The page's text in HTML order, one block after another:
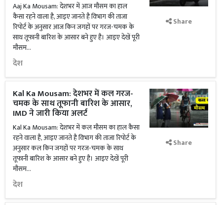
Aaj Ka Mousam: देशभर में आज मौसम का हाल
कैसा रहने वाला है, आइए जानते है विभाग की ताजा
रिपोर्ट के अनुसार आज किन जगहों पर गरज-चमक के
साथ तूफानी बारिश के आसार बने हुए है। आइए देखें पूरी
मौसम...
देश
Share
Kal Ka Mousam: देशभर में कल गरज-
चमक के साथ तूफानी बारिश के आसार,
IMD ने जारी किया अलर्ट
Kal Ka Mousam: देशभर में कल मौसम का हाल कैसा
रहने वाला है, आइए जानते है विभाग की ताजा रिपोर्ट के
अनुसार कल किन जगहों पर गरज-चमक के साथ
तूफानी बारिश के आसार बने हुए है। आइए देखें पूरी
मौसम...
देश
Share